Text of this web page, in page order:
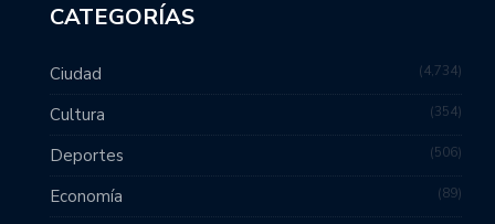
CATEGORÍAS
Ciudad 4,734
Cultura 354
Deportes 506
Economía 89